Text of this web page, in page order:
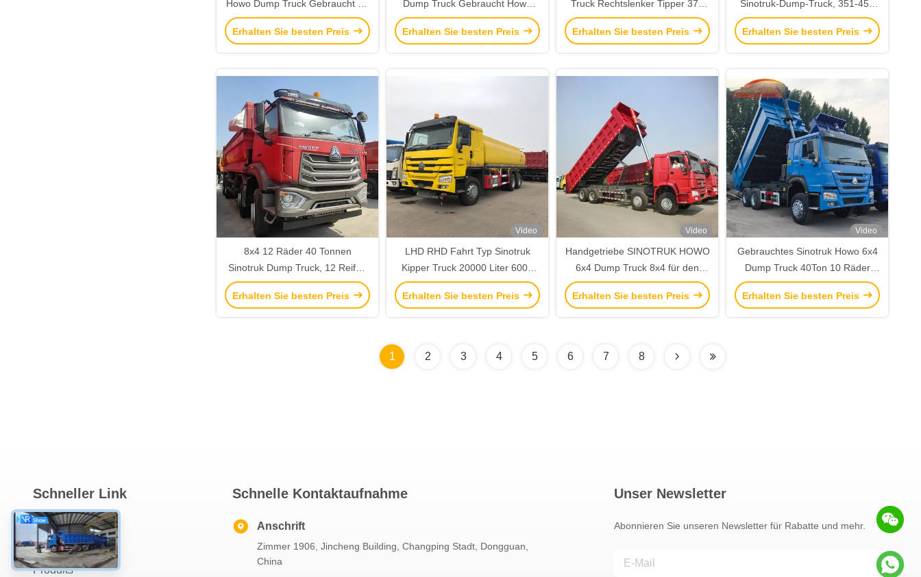
Howo Dump Truck Gebraucht 10
Räder Tipper Truck
Erhalten Sie besten Preis
Dump Truck Gebraucht Howo
371 375 420 PS Tipper Truck
8X4 Rot
Erhalten Sie besten Preis
Truck Rechtslenker Tipper 375
Zylinder 6 Euro 3
Erhalten Sie besten Preis
Sinotruk-Dump-Truck, 351-450
PS Diesel-Tipper-Truck
verwendet
Erhalten Sie besten Preis
8x4 12 Räder 40 Tonnen
Sinotruk Dump Truck, 12 Reifen
Tipper Truck EUR 2 380 PS
Erhalten Sie besten Preis
Video
LHD RHD Fahrt Typ Sinotruk
Kipper Truck 20000 Liter 6000
Gallonen Howo 6x4 380 PS
Erhalten Sie besten Preis
Video
Handgetriebe SINOTRUK HOWO
6x4 Dump Truck 8x4 für den
Transport schwerer Güter
Erhalten Sie besten Preis
Video
Gebrauchtes Sinotruk Howo 6x4
Dump Truck 40Ton 10 Räder
Dump Truck für den Bergbau
Erhalten Sie besten Preis
1 2 3 4 5 6 7 8
Schneller Link
Zu Hause
Über Uns
Produits
Schnelle Kontaktaufnahme
Anschrift
Zimmer 1906, Jincheng Building, Changping Stadt, Dongguan,
China
Unser Newsletter
Abonnieren Sie unseren Newsletter für Rabatte und mehr.